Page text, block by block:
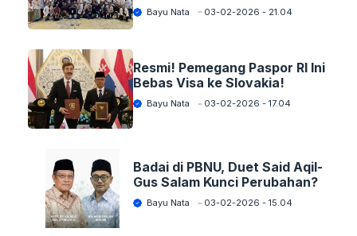
Bayu Nata 03-02-2026 - 21.04
Resmi! Pemegang Paspor RI Ini
Bebas Visa ke Slovakia!
Bayu Nata 03-02-2026 - 17.04
Badai di PBNU, Duet Said Aqil-
Gus Salam Kunci Perubahan?
Bayu Nata 03-02-2026 - 15.04